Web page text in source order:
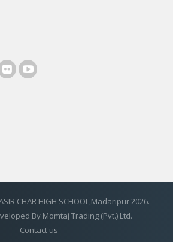
CHAR HIGH SCHOOL,Madaripur 2026.
By Momtaj Trading (Pvt.) Ltd.
Contact us